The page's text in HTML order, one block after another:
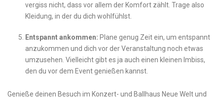
vergiss ⁢nicht, dass vor allem der ⁣Komfort zählt. Trage also
Kleidung, in⁣ der du‍ dich wohlfühlst.
Entspannt ankommen: Plane genug Zeit ein, um entspannt
anzukommen und dich vor⁣ der ​Veranstaltung ‍noch etwas
umzusehen. ⁢Vielleicht gibt es ja auch einen ‌kleinen Imbiss, ​
den ⁣du vor dem Event genießen⁣ kannst.
Genieße​ deinen Besuch im Konzert- und Ballhaus Neue Welt und